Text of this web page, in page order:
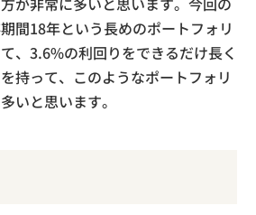
間18年という長めのポートフォリ
、3.6%の利回りをできるだけ長く
持って、このようなポートフォリ
いと思います。